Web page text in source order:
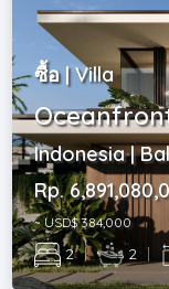
ซื้อ | Villa
Indonesia |
Rp.
~ USD$ 384,000
2 | 2 |